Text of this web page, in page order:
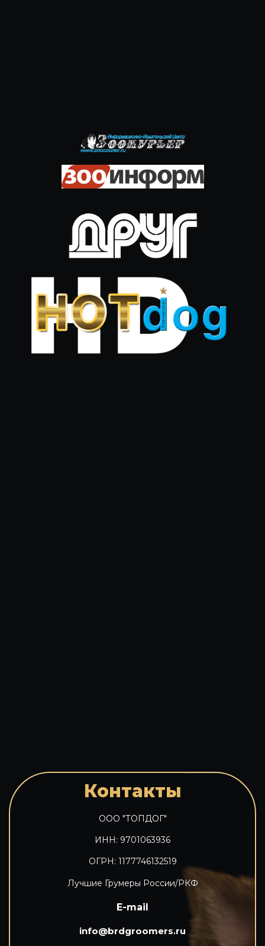
Контакты
ООО "ТОПДОГ"
ИНН: 9701063936
ОГРН: 1177746132519
Лучшие Грумеры России/РКФ
E-mail
info@brdgroomers.ru